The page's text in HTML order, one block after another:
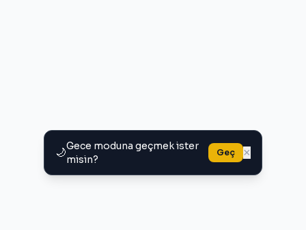
🌙Gece moduna geçmek ister
misin?
Geç ×